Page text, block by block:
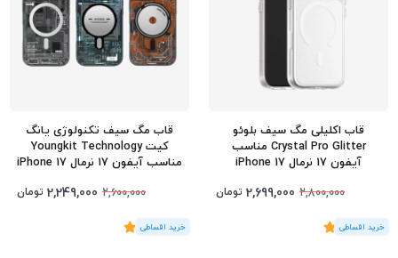
قاب اکلیلی مگ سیف بلوئو
Crystal Pro Glitter مناسب
آیفون 17 نرمال iPhone 17
2,800,000
2,699,000 تومان
(2 رای)
5
قاب مگ سیف تکنولوژی یانگ
کیت Youngkit Technology
مناسب آیفون 17 نرمال iPhone 17
2,600,000
2,249,000 تومان
(3 رای)
5